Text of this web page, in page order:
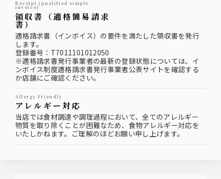
Receipt (qualified simple
invoice)
領収書（適格簡易請求
書）
適格請求書（インボイス）の要件を満たした領収書を発行
します。
登録番号：T7011101012050
※適格請求書発行事業者の最新の登録状態については、イ
ンボイス制度適格請求書発行事業者公表サイトを確認する
か店舗にご確認ください。
Allergy Friendly
アレルギー対応
当店では食材調達や調理過程において、全てのアレルギー
物質を取り除くことが困難なため、食物アレルギー対応を
いたしかねます。ご理解のほどお願い申し上げます。